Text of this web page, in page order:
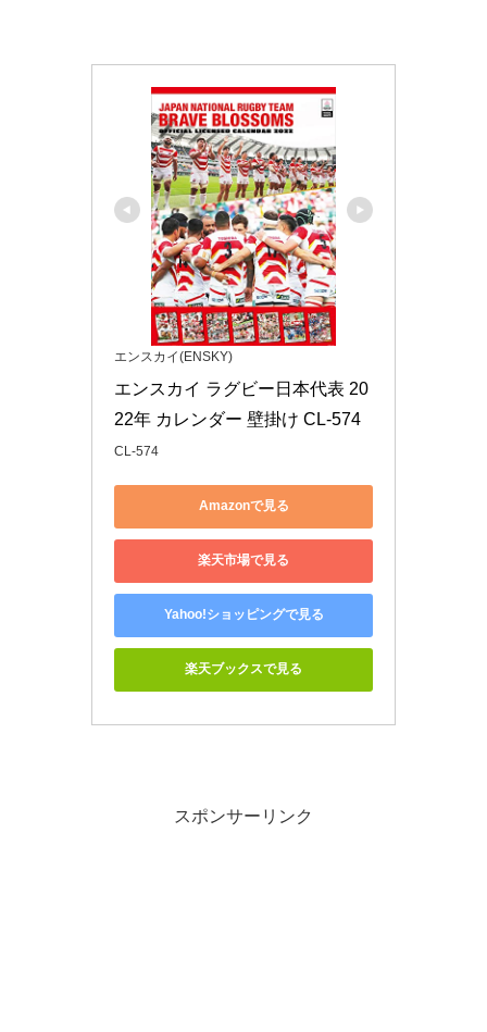
エンスカイ(ENSKY)
エンスカイ ラグビー日本代表 20
22年 カレンダー 壁掛け CL-574
CL-574
Amazonで見る
楽天市場で見る
Yahoo!ショッピングで見る
楽天ブックスで見る
スポンサーリンク